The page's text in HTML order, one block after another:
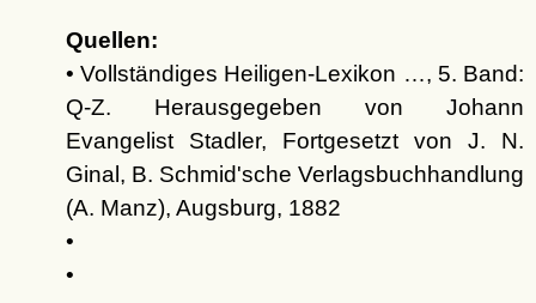
Quellen:
• Vollständiges Heiligen-Lexikon …, 5. Band:
Q-Z. Herausgegeben von Johann
Evangelist Stadler, Fortgesetzt von J. N.
Ginal, B. Schmid'sche Verlagsbuchhandlung
(A. Manz), Augsburg, 1882
•
•